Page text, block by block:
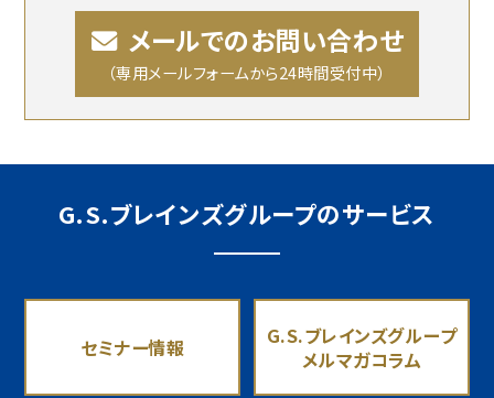
メールでのお問い合わせ
（専用メールフォームから24時間受付中）
G.S.ブレインズグループのサービス
セミナー情報
G.S.ブレインズグループ
メルマガコラム